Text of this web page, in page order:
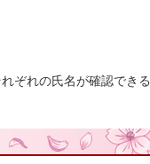
ぞれの氏名が確認できる